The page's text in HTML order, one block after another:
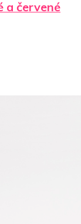
a červené